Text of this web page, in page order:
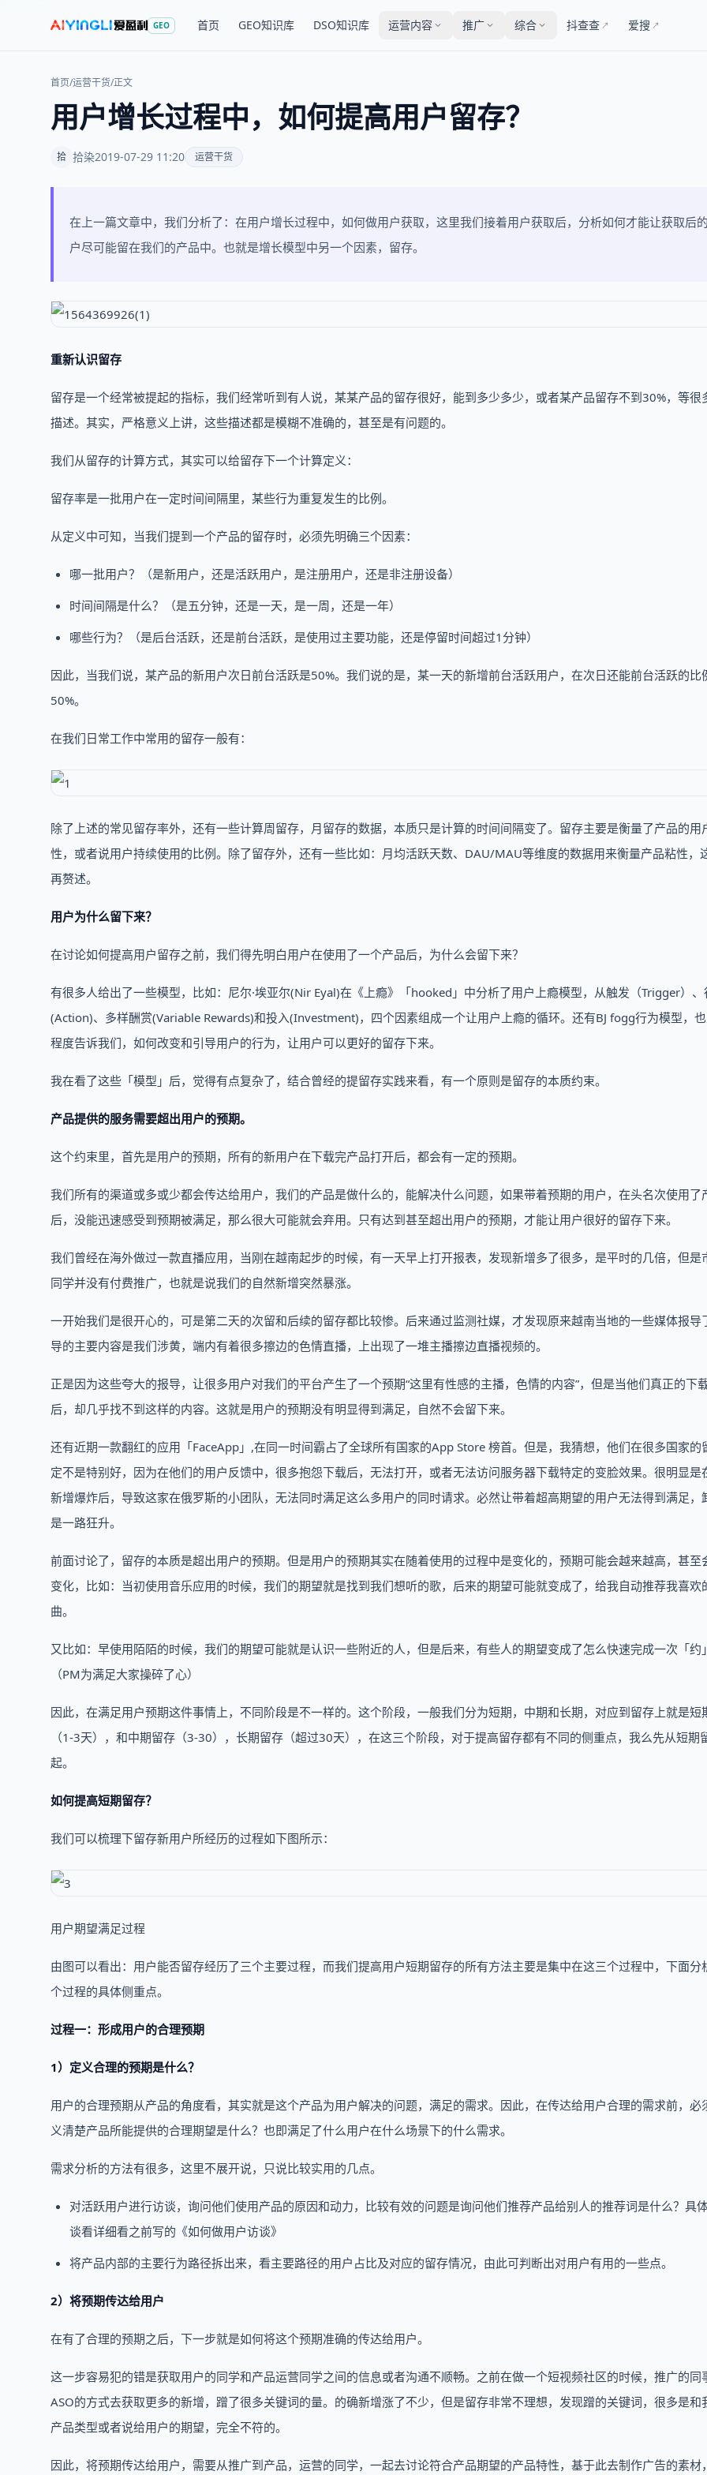
GEO 首页 GEO知识库 DSO知识库 运营内容 推广 综合 抖查查 ↗ 爱搜 ↗
首页/运营干货/正文
用户增长过程中，如何提高用户留存？
拾 拾染2019-07-29 11:20 运营干货
在上一篇文章中，我们分析了：在用户增长过程中，如何做用户获取，这里我们接着用户获取后，分析如何才能让获取后
户尽可能留在我们的产品中。也就是增长模型中另一个因素，留存。
重新认识留存
留存是一个经常被提起的指标，我们经常听到有人说，某某产品的留存很好，能到多少多少，或者某产品留存不到30%，等很
描述。其实，严格意义上讲，这些描述都是模糊不准确的，甚至是有问题的。
我们从留存的计算方式，其实可以给留存下一个计算定义：
留存率是一批用户在一定时间间隔里，某些行为重复发生的比例。
从定义中可知，当我们提到一个产品的留存时，必须先明确三个因素：
哪一批用户？（是新用户，还是活跃用户，是注册用户，还是非注册设备）
时间间隔是什么？（是五分钟，还是一天，是一周，还是一年）
哪些行为？（是后台活跃，还是前台活跃，是使用过主要功能，还是停留时间超过1分钟）
因此，当我们说，某产品的新用户次日前台活跃是50%。我们说的是，某一天的新增前台活跃用户，在次日还能前台活跃的比
50%。
在我们日常工作中常用的留存一般有：
除了上述的常见留存率外，还有一些计算周留存，月留存的数据，本质只是计算的时间间隔变了。留存主要是衡量了产品的用
性，或者说用户持续使用的比例。除了留存外，还有一些比如：月均活跃天数、DAU/MAU等维度的数据用来衡量产品粘性，
再赘述。
用户为什么留下来？
在讨论如何提高用户留存之前，我们得先明白用户在使用了一个产品后，为什么会留下来？
有很多人给出了一些模型，比如：尼尔·埃亚尔(Nir Eyal)在《上瘾》「hooked」中分析了用户上瘾模型，从触发（Trigger）、
(Action)、多样酬赏(Variable Rewards)和投入(Investment)，四个因素组成一个让用户上瘾的循环。还有BJ fogg行为模型，
程度告诉我们，如何改变和引导用户的行为，让用户可以更好的留存下来。
我在看了这些「模型」后，觉得有点复杂了，结合曾经的提留存实践来看，有一个原则是留存的本质约束。
产品提供的服务需要超出用户的预期。
这个约束里，首先是用户的预期，所有的新用户在下载完产品打开后，都会有一定的预期。
我们所有的渠道或多或少都会传达给用户，我们的产品是做什么的，能解决什么问题，如果带着预期的用户，在头名次使用了
后，没能迅速感受到预期被满足，那么很大可能就会弃用。只有达到甚至超出用户的预期，才能让用户很好的留存下来。
我们曾经在海外做过一款直播应用，当刚在越南起步的时候，有一天早上打开报表，发现新增多了很多，是平时的几倍，但是
同学并没有付费推广，也就是说我们的自然新增突然暴涨。
一开始我们是很开心的，可是第二天的次留和后续的留存都比较惨。后来通过监测社媒，才发现原来越南当地的一些媒体报导
导的主要内容是我们涉黄，端内有着很多擦边的色情直播，上出现了一堆主播擦边直播视频的。
正是因为这些夸大的报导，让很多用户对我们的平台产生了一个预期“这里有性感的主播，色情的内容”，但是当他们真正的下
后，却几乎找不到这样的内容。这就是用户的预期没有明显得到满足，自然不会留下来。
还有近期一款翻红的应用「FaceApp」,在同一时间霸占了全球所有国家的App Store 榜首。但是，我猜想，他们在很多国家的
定不是特别好，因为在他们的用户反馈中，很多抱怨下载后，无法打开，或者无法访问服务器下载特定的变脸效果。很明显是
新增爆炸后，导致这家在俄罗斯的小团队，无法同时满足这么多用户的同时请求。必然让带着超高期望的用户无法得到满足，
是一路狂升。
前面讨论了，留存的本质是超出用户的预期。但是用户的预期其实在随着使用的过程中是变化的，预期可能会越来越高，甚至
变化，比如：当初使用音乐应用的时候，我们的期望就是找到我们想听的歌，后来的期望可能就变成了，给我自动推荐我喜欢
曲。
又比如：早使用陌陌的时候，我们的期望可能就是认识一些附近的人，但是后来，有些人的期望变成了怎么快速完成一次「约
（PM为满足大家操碎了心）
因此，在满足用户预期这件事情上，不同阶段是不一样的。这个阶段，一般我们分为短期，中期和长期，对应到留存上就是短
（1-3天），和中期留存（3-30），长期留存（超过30天），在这三个阶段，对于提高留存都有不同的侧重点，我么先从短期
起。
如何提高短期留存？
我们可以梳理下留存新用户所经历的过程如下图所示：
用户期望满足过程
由图可以看出：用户能否留存经历了三个主要过程，而我们提高用户短期留存的所有方法主要是集中在这三个过程中，下面分
个过程的具体侧重点。
过程一：形成用户的合理预期
1）定义合理的预期是什么？
用户的合理预期从产品的角度看，其实就是这个产品为用户解决的问题，满足的需求。因此，在传达给用户合理的需求前，必
义清楚产品所能提供的合理期望是什么？也即满足了什么用户在什么场景下的什么需求。
需求分析的方法有很多，这里不展开说，只说比较实用的几点。
对活跃用户进行访谈，询问他们使用产品的原因和动力，比较有效的问题是询问他们推荐产品给别人的推荐词是什么？具
谈看详细看之前写的《如何做用户访谈》
将产品内部的主要行为路径拆出来，看主要路径的用户占比及对应的留存情况，由此可判断出对用户有用的一些点。
2）将预期传达给用户
在有了合理的预期之后，下一步就是如何将这个预期准确的传达给用户。
这一步容易犯的错是获取用户的同学和产品运营同学之间的信息或者沟通不顺畅。之前在做一个短视频社区的时候，推广的同
ASO的方式去获取更多的新增，蹭了很多关键词的量。的确新增涨了不少，但是留存非常不理想，发现蹭的关键词，很多是和
产品类型或者说给用户的期望，完全不符的。
因此，将预期传达给用户，需要从推广到产品，运营的同学，一起去讨论符合产品期望的产品特性，基于此去制作广告的素材